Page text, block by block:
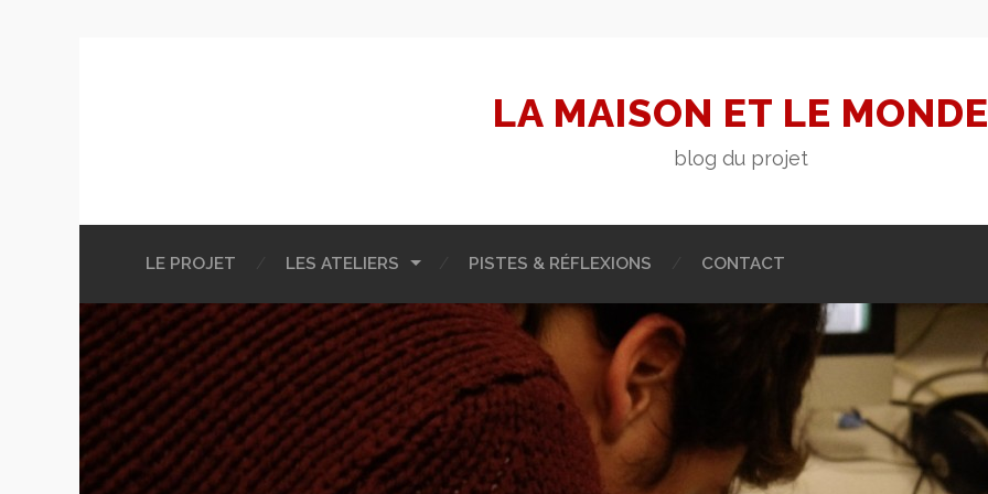
LA MAISON ET LE MONDE
blog du projet
LE PROJET LES ATELIERS PISTES & RÉFLEXIONS CONTACT